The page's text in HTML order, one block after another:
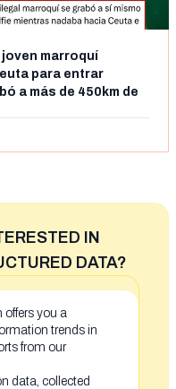
joven marroquí
para entrar
a más de 450km de
IN
DATA?
offers you a
trends in
from our
data, collected